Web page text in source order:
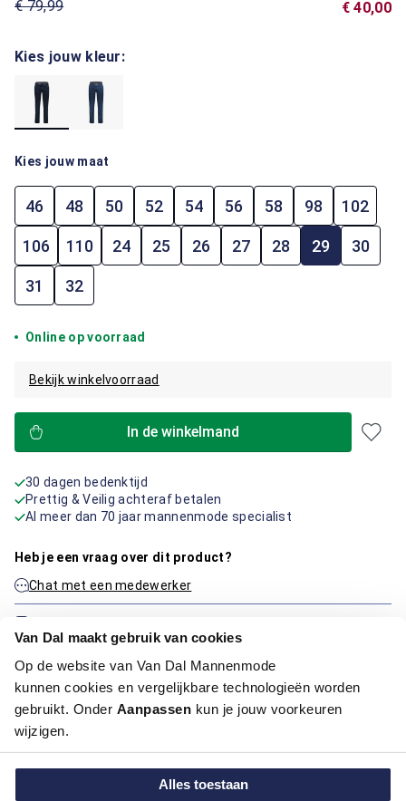
Van Dal maakt gebruik van cookies
Op de website van Van Dal Mannenmode
kunnen cookies en vergelijkbare technologieën worden
gebruikt. Onder Aanpassen kun je jouw voorkeuren
wijzigen.
Alles toestaan
€ 79,99 € 40,00
Kies jouw kleur:
Kies jouw maat
46 48 50 52 54 56 58 98 102
106 110 24 25 26 27 28 29 30
31 32
Online op voorraad
Bekijk winkelvoorraad
In de winkelmand
30 dagen bedenktijd
Prettig & Veilig achteraf betalen
Al meer dan 70 jaar mannenmode specialist
Heb je een vraag over dit product?
Chat met een medewerker
Productinformatie
Artikelnummer